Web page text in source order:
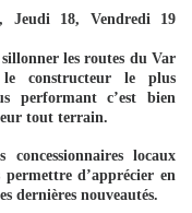
Jeudi 18, Vendredi 19
les routes du Var
constructeur le plus
performant c’est bien
tout terrain.
locaux
d’apprécier en
dernières nouveautés.